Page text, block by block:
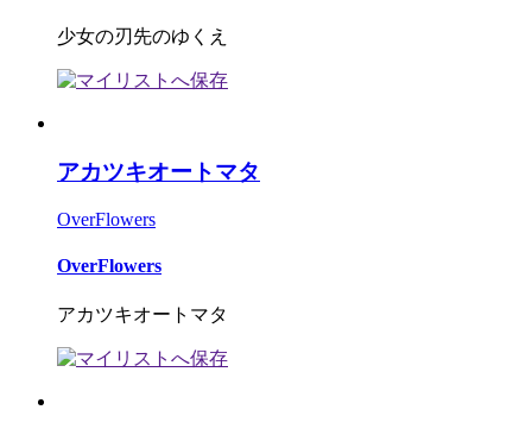
少女の刃先のゆくえ
アカツキオートマタ
OverFlowers
OverFlowers
アカツキオートマタ